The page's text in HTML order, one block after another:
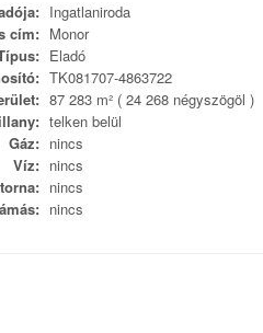
Ingatlaniroda
cím: Monor
Eladó
TK081707-4863722
87 283 m² ( 24 268 négyszögöl )
telken belül
Gáz: nincs
Víz: nincs
nincs
nincs